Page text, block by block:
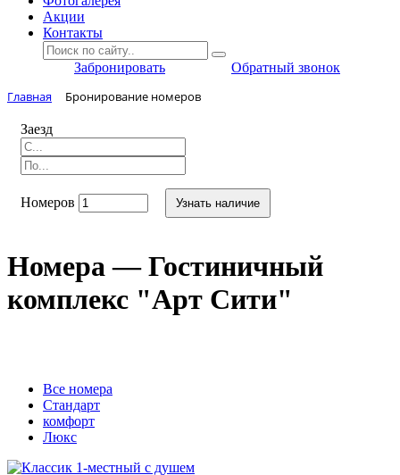
Акции
Контакты
Забронировать Обратный звонок
Главная Бронирование номеров
Заезд
Номеров Узнать наличие
Номера — Гостиничный
комплекс "Арт Сити"
Вcе номера
Стандарт
комфорт
Люкс